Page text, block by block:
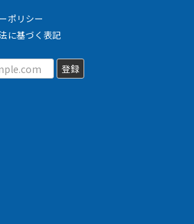
ポリシー
に基づく表記
登録